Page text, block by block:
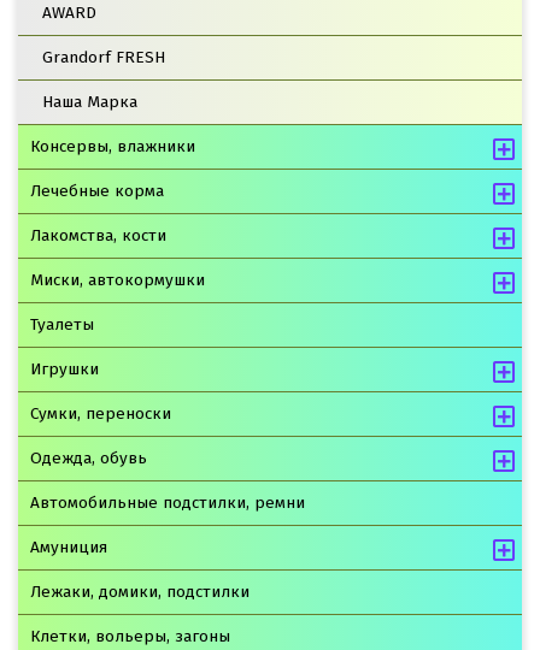
AWARD
Grandorf FRESH
Наша Марка
Консервы, влажники
Лечебные корма
Лакомства, кости
Миски, автокормушки
Туалеты
Игрушки
Сумки, переноски
Одежда, обувь
Автомобильные подстилки, ремни
Амуниция
Лежаки, домики, подстилки
Клетки, вольеры, загоны